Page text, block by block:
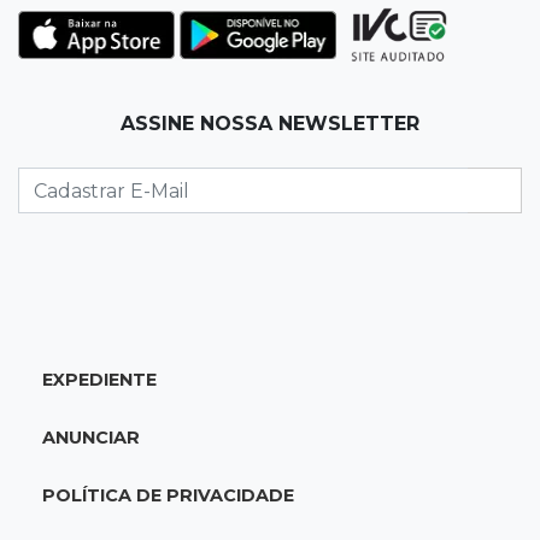
22:42Resumão
Palmeiras e Vasco confirmam vagas nas
Eleitorado aprova teste da urna, mas diz que
colinha será "fundamental"
Escolas municipais lideram notas do Ensino
ASSINE NOSSA NEWSLETTER
EXPEDIENTE
ANUNCIAR
POLÍTICA DE PRIVACIDADE